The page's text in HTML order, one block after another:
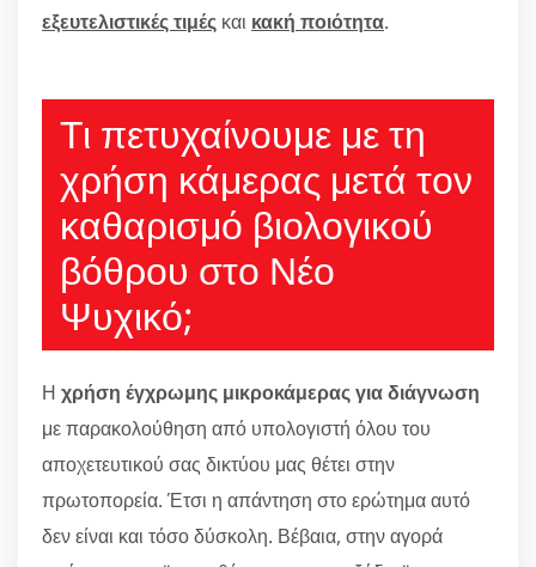
εξευτελιστικές τιμές και κακή ποιότητα.
Τι πετυχαίνουμε με τη
χρήση κάμερας μετά τον
καθαρισμό βιολογικού
βόθρου στο Νέο
Ψυχικό;
Η χρήση έγχρωμης μικροκάμερας για διάγνωση
με παρακολούθηση από υπολογιστή όλου του
αποχετευτικού σας δικτύου μας θέτει στην
πρωτοπορεία. Έτσι η απάντηση στο ερώτημα αυτό
δεν είναι και τόσο δύσκολη. Βέβαια, στην αγορά